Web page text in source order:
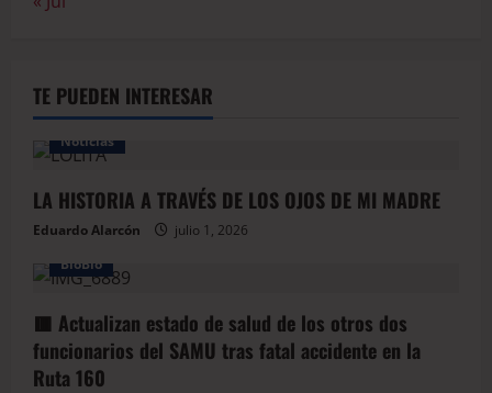
TE PUEDEN INTERESAR
Noticias
LA HISTORIA A TRAVÉS DE LOS OJOS DE MI MADRE
Eduardo Alarcón
julio 1, 2026
BioBio
🟥 Actualizan estado de salud de los otros dos
funcionarios del SAMU tras fatal accidente en la
Ruta 160